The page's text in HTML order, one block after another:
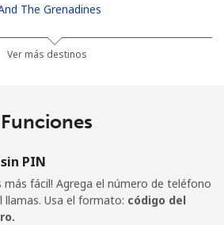
The Grenadines
16 min por ⁦$5⁩
Ver más destinos
Funciones
PIN
más fácil! Agrega el número de teléfono
llamas. Usa el formato: código del